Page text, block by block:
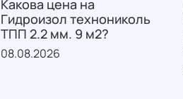
Какова цена на
Гидроизол технониколь
ТПП 2.2 мм. 9 м2?
08.08.2026